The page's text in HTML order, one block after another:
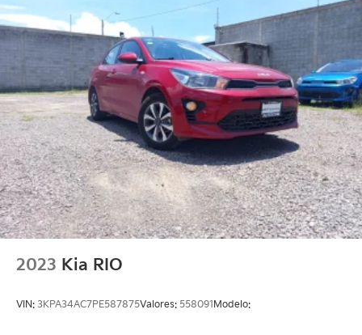
2023 Kia RIO
VIN: 3KPA34AC7PE587875Valores: 558091Modelo: